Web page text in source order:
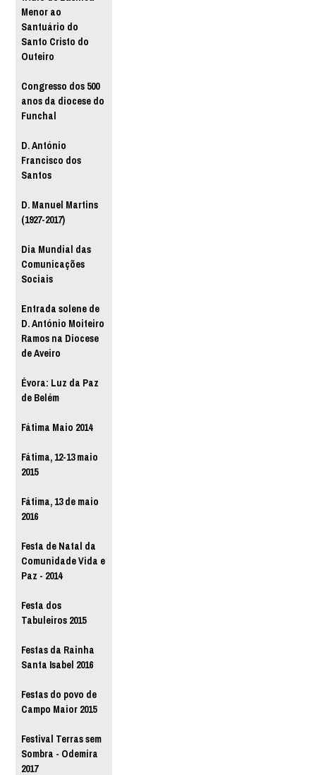
Menor ao
Santuário do
Santo Cristo do
Outeiro
Congresso dos 500
anos da diocese do
Funchal
D. António
Francisco dos
Santos
D. Manuel Martins
(1927-2017)
Dia Mundial das
Comunicações
Sociais
Entrada solene de
D. António Moiteiro
Ramos na Diocese
de Aveiro
Évora: Luz da Paz
de Belém
Fátima Maio 2014
Fátima, 12-13 maio
2015
Fátima, 13 de maio
2016
Festa de Natal da
Comunidade Vida e
Paz - 2014
Festa dos
Tabuleiros 2015
Festas da Rainha
Santa Isabel 2016
Festas do povo de
Campo Maior 2015
Festival Terras sem
Sombra - Odemira
2017